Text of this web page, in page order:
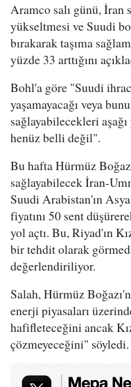
Aramco salı günü, İran
yükseltmesi ve Suudi
bırakarak taşıma
yüzde 33 arttığını
Bohl'a göre "Suudi
yaşamayacağı veya
sağlayabilecekleri
henüz belli değil".
Bu hafta Hürmüz
sağlayabilecek İran-
Suudi Arabistan'ın
fiyatını 50 sent
yol açtı. Bu, Riyad'ın
bir tehdit olarak
değerlendiriliyor.
Salah, Hürmüz
enerji piyasaları
hafifleteceğini ancak
çözmeyeceğini" söyledi.